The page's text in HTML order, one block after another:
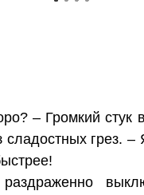
– Громкий стук
грез. –